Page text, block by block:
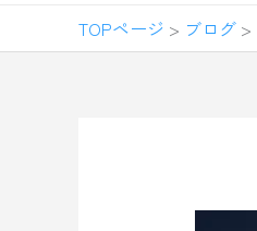
キ
TOPページ > ブログ >